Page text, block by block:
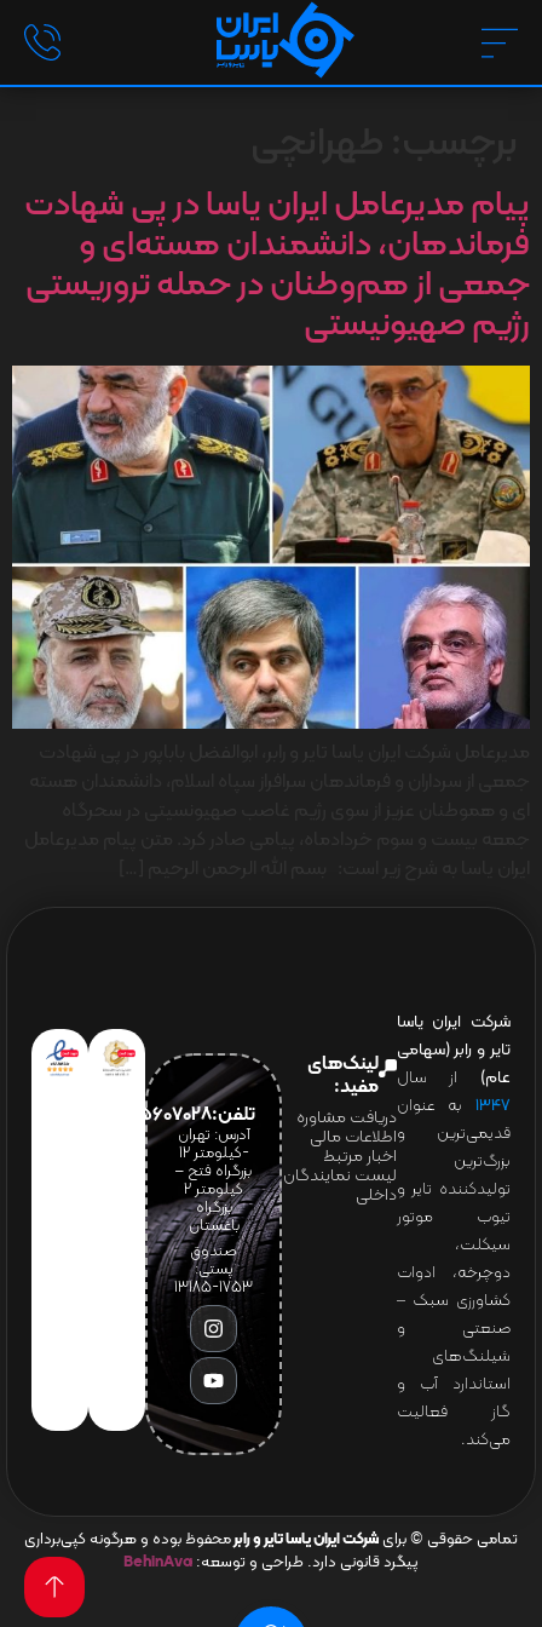
پیام مدیرعامل ایران یاسا در پی شهادت
فرماندهان، دانشمندان هسته‌ای و
جمعی از هم‌وطنان در حمله تروریستی
رژیم صهیونیستی
شرکت ایران یاسا
تایر و رابر (سهامی
عام) از سال
۱۳۴۷ به عنوان
قدیمی‌ترین و
بزرگ‌ترین
تولیدکننده تایر و
تیوب موتور
سیکلت،
دوچرخه، ادوات
کشاورزی سبک –
صنعتی و
شیلنگ‌های
استاندارد آب و
گاز فعالیت
می‌کند.
لینک‌های
مفید:
دریافت مشاوره
اطلاعات مالی
اخبار مرتبط
لیست نمایندگان
داخلی
تلفن:65607028(021)
آدرس: تهران
-کیلومتر 12
بزرگراه فتح –
کیلومتر ۲
بزرگراه
باغستان
صندوق
پستی:
1753-13185
تمامی حقوقی © برای شرکت ایران یاسا تایر و رابرمحفوظ بوده و هرگونه کپی‌برداری
پیگرد قانونی دارد. طراحی و توسعه: BehinAva